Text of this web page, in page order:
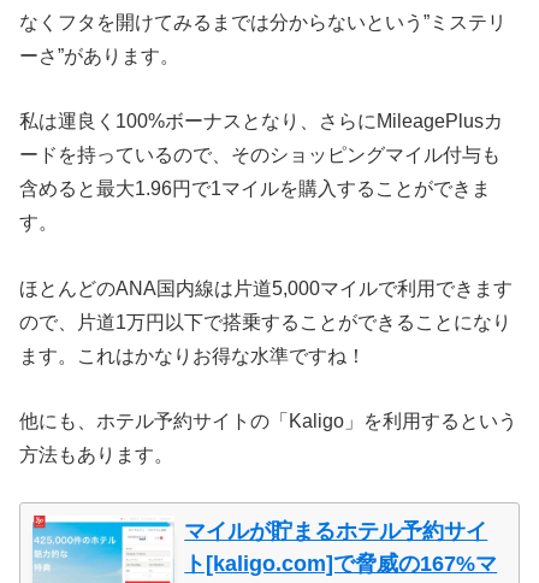
なくフタを開けてみるまでは分からないという”ミステリ
ーさ”があります。
私は運良く100%ボーナスとなり、さらにMileagePlusカ
ードを持っているので、そのショッピングマイル付与も
含めると最大1.96円で1マイルを購入することができま
す。
ほとんどのANA国内線は片道5,000マイルで利用できます
ので、片道1万円以下で搭乗することができることになり
ます。これはかなりお得な水準ですね！
他にも、ホテル予約サイトの「Kaligo」を利用するという
方法もあります。
マイルが貯まるホテル予約サイ
ト[kaligo.com]で脅威の167%マ